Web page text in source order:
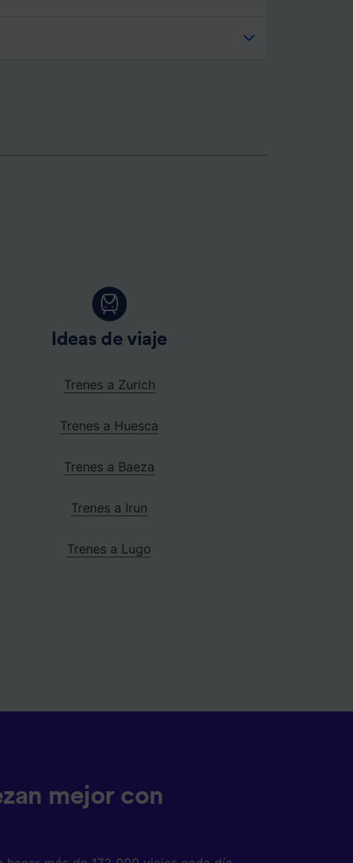
Ideas de viaje
Trenes a Zurich
Trenes a Huesca
Trenes a Baeza
Trenes a Irun
Trenes a Lugo
mejor con